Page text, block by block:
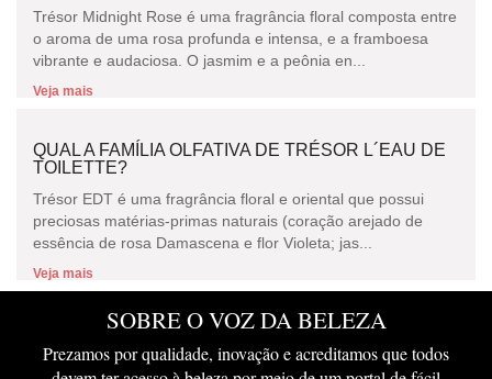
Trésor Midnight Rose é uma fragrância floral composta entre
o aroma de uma rosa profunda e intensa, e a framboesa
vibrante e audaciosa. O jasmim e a peônia en...
Veja mais
QUAL A FAMÍLIA OLFATIVA DE TRÉSOR L´EAU DE
TOILETTE?
Trésor EDT é uma fragrância floral e oriental que possui
preciosas matérias-primas naturais (coração arejado de
essência de rosa Damascena e flor Violeta; jas...
Veja mais
SOBRE O VOZ DA BELEZA
Prezamos por qualidade, inovação e acreditamos que todos